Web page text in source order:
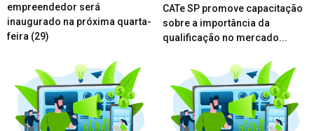
empreendedor será
inaugurado na próxima quarta-
feira (29)
CATe SP promove capacitação
sobre a importância da
qualificação no mercado...